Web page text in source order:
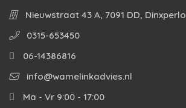
Nieuwstraat 43 A, 7091 DD, Dinxperlo
0315-653450
06-14386816
info@wamelinkadvies.nl
Ma - Vr 9:00 - 17:00